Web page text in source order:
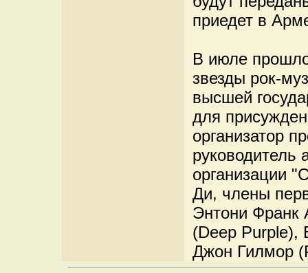
приедет в
В июле
звезды рок-
высшей
для
организатор
руководитель
организации
Ди, члены
Энтони Франк
(Deep Purple),
Джон Гилмор